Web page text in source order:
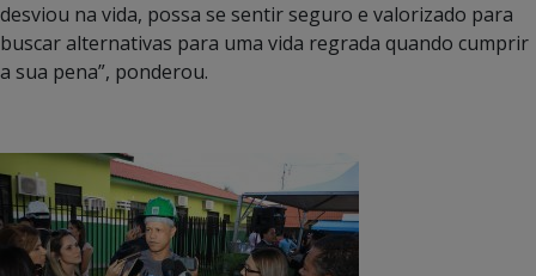
desviou na vida, possa se sentir seguro e valorizado para
buscar alternativas para uma vida regrada quando cumprir
a sua pena”, ponderou.